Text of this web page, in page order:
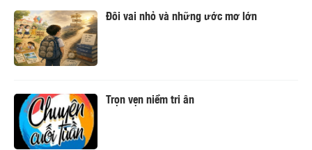
Đôi vai nhỏ và những ước mơ lớn
Trọn vẹn niềm tri ân